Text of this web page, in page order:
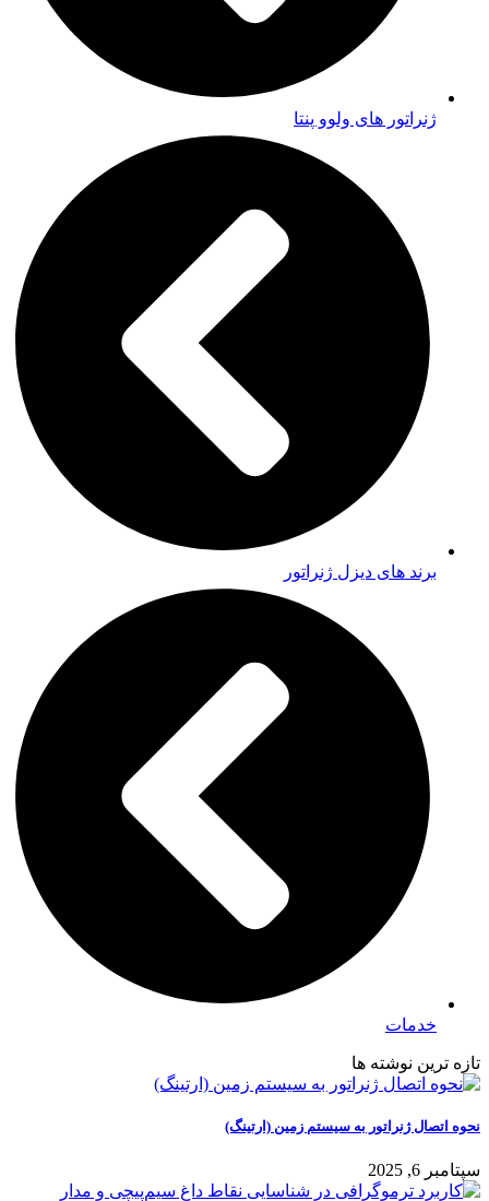
ژنراتور های ولوو پنتا
برند های دیزل ژنراتور
خدمات
تازه ترین نوشته ها
نحوه اتصال ژنراتور به سیستم زمین (ارتینگ)
سپتامبر 6, 2025